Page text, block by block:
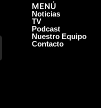
MENÚ
Noticias
TV
Podcast
Nuestro Equipo
Contacto